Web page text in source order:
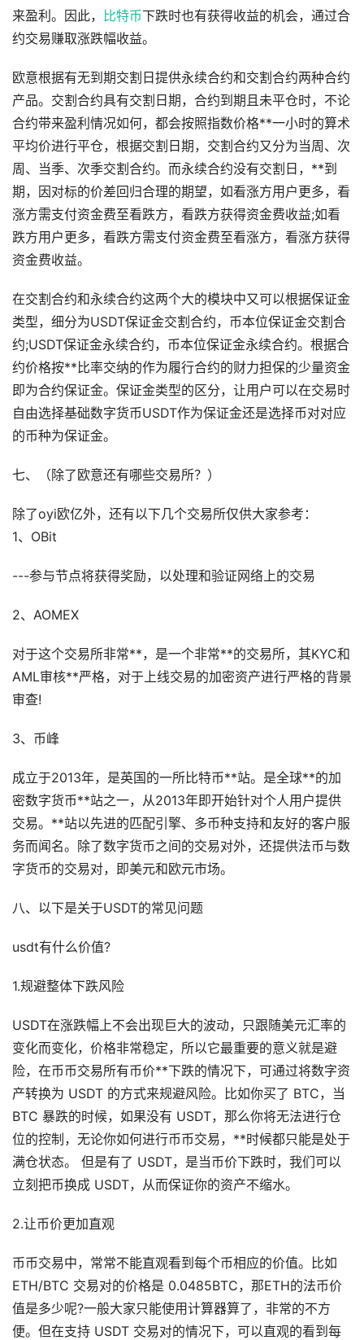
来盈利。因此，
比特币下跌时也有获得收益的机会，通过合
约交易赚取涨跌幅收益。
欧意根据有无到期交割日提供永续合约和交割合约两种合约
产品。交割合约具有交割日期，合约到期且未平仓时，不论
合约带来盈利情况如何，都会按照指数价格**一小时的算术
平均价进行平仓，根据交割日期，交割合约又分为当周、次
周、当季、次季交割合约。而永续合约没有交割日，**到
期，因对标的价差回归合理的期望，如看涨方用户更多，看
涨方需支付资金费至看跌方，看跌方获得资金费收益;如看
跌方用户更多，看跌方需支付资金费至看涨方，看涨方获得
资金费收益。
在交割合约和永续合约这两个大的模块中又可以根据保证金
类型，细分为USDT保证金交割合约，币本位保证金交割合
约;USDT保证金永续合约，币本位保证金永续合约。根据合
约价格按**比率交纳的作为履行合约的财力担保的少量资金
即为合约保证金。保证金类型的区分，让用户可以在交易时
自由选择基础数字货币USDT作为保证金还是选择币对对应
的币种为保证金。
七、（除了欧意还有哪些交易所？）
除了oyi欧亿外，还有以下几个交易所仅供大家参考：
1、OBit
---参与节点将获得奖励，以处理和验证网络上的交易
2、AOMEX
对于这个交易所非常**，是一个非常**的交易所，其KYC和
AML审核**严格，对于上线交易的加密资产进行严格的背景
审查!
3、币峰
成立于2013年，是英国的一所比特币**站。是全球**的加
密数字货币**站之一，从2013年即开始针对个人用户提供
交易。**站以先进的匹配引擎、多币种支持和友好的客户服
务而闻名。除了数字货币之间的交易对外，还提供法币与数
字货币的交易对，即美元和欧元市场。
八、以下是关于USDT的常见问题
usdt有什么价值?
1.规避整体下跌风险
USDT在涨跌幅上不会出现巨大的波动，只跟随美元汇率的
变化而变化，价格非常稳定，所以它最重要的意义就是避
险，在币币交易所有币价**下跌的情况下，可通过将数字资
产转换为 USDT 的方式来规避风险。比如你买了 BTC，当
BTC 暴跌的时候，如果没有 USDT，那么你将无法进行仓
位的控制，无论你如何进行币币交易，**时候都只能是处于
满仓状态。 但是有了 USDT，是当币价下跌时，我们可以
立刻把币换成 USDT，从而保证你的资产不缩水。
2.让币价更加直观
币币交易中，常常不能直观看到每个币相应的价值。比如
ETH/BTC 交易对的价格是 0.0485BTC，那ETH的法币价
值是多少呢?一般大家只能使用计算器算了，非常的不方
便。但在支持 USDT 交易对的情况下，可以直观的看到每